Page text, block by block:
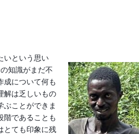
いという思い
知識がまだ不
成について何も
解は乏しいもの
ぶことができま
階であることも
とても印象に残